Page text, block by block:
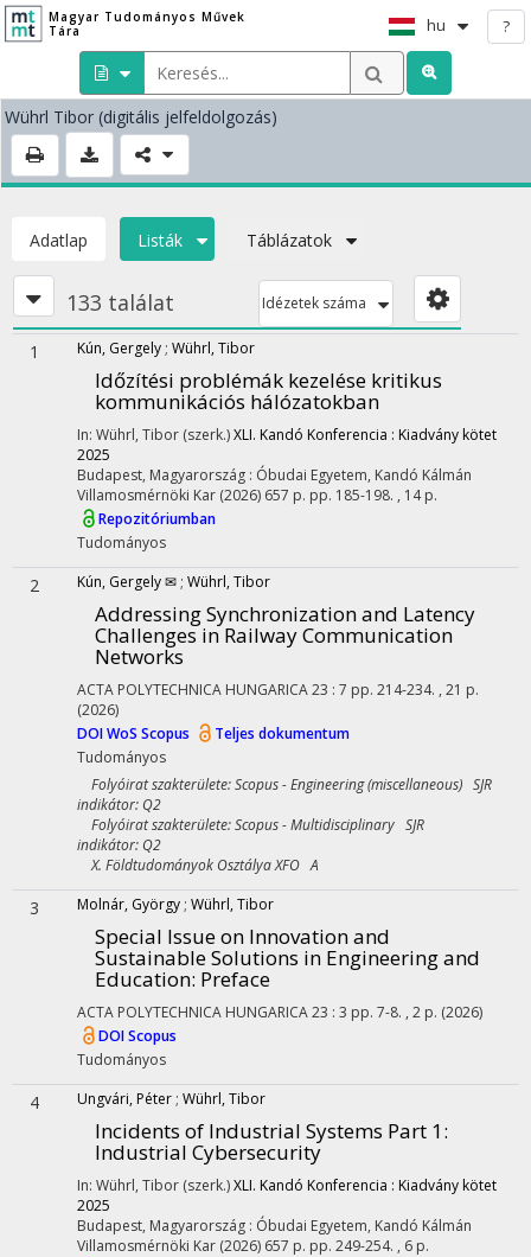
Magyar Tudományos Művek
Tára
hu ?
Wührl Tibor (digitális jelfeldolgozás)
Adatlap Listák Táblázatok
133 találat Idézetek száma
1 Kún, Gergely ; Wührl, Tibor
Időzítési problémák kezelése kritikus
kommunikációs hálózatokban
In: Wührl, Tibor (szerk.)XLI. Kandó Konferencia : Kiadvány kötet
2025
Budapest, Magyarország : Óbudai Egyetem, Kandó Kálmán
Villamosmérnöki Kar (2026) 657 p. pp. 185-198. , 14 p.
Repozitóriumban
Tudományos
2 Kún, Gergely ✉ ; Wührl, Tibor
Addressing Synchronization and Latency
Challenges in Railway Communication
Networks
ACTA POLYTECHNICA HUNGARICA23 : 7 pp. 214-234. , 21 p.
(2026)
DOIWoS Scopus
Teljes dokumentum
Tudományos
Folyóirat szakterülete: Scopus - Engineering (miscellaneous) SJR
indikátor: Q2
Folyóirat szakterülete: Scopus - Multidisciplinary SJR
indikátor: Q2
X. Földtudományok Osztálya XFO A
3 Molnár, György ; Wührl, Tibor
Special Issue on Innovation and
Sustainable Solutions in Engineering and
Education: Preface
ACTA POLYTECHNICA HUNGARICA23 : 3 pp. 7-8. , 2 p. (2026)
DOIScopus
Tudományos
4 Ungvári, Péter ; Wührl, Tibor
Incidents of Industrial Systems Part 1:
Industrial Cybersecurity
In: Wührl, Tibor (szerk.)XLI. Kandó Konferencia : Kiadvány kötet
2025
Budapest, Magyarország : Óbudai Egyetem, Kandó Kálmán
Villamosmérnöki Kar (2026) 657 p. pp. 249-254. , 6 p.